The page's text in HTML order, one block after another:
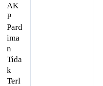
AK
P
Pard
ima
n
Tida
k
Terl